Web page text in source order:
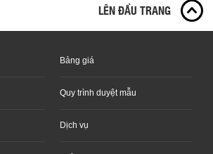
LÊN ĐẦU TRANG
Bảng giá
Quy trình duyệt mẫu
Dịch vụ